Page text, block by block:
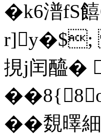
�k6潽fS
r]y�$;
挸j闰醯�
� �8{8
��覣曎